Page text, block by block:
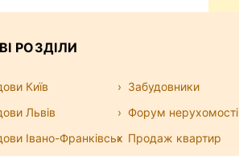
РОЗДІЛИ
Київ
Львів
Івано-Франківськ
Забудовники
Форум нерухомості
Продаж квартир